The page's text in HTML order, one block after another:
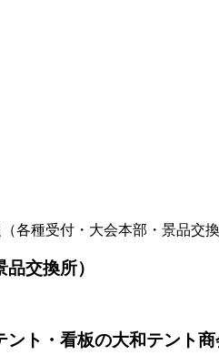
各種受付・大会本部・景品交換
交換所）
ト・看板の大和テント商